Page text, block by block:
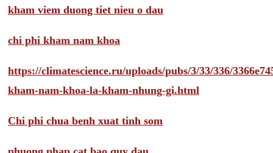
kham viem duong tiet nieu o dau
chi phi kham nam khoa
https://climatescience.ru/uploads/pubs/3/33/336/
kham-nam-khoa-la-kham-nhung-gi.html
Chi phi chua benh xuat tinh som